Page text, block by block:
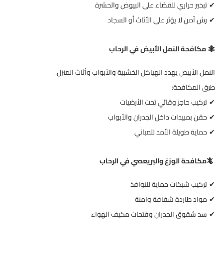
✔ تبخير حراري للقضاء على البيوض والحشرة
✔ رش آمن لا يؤثر على الأثاث أو السجاد
🐜 مكافحة النمل الأبيض في الرحاب
النمل الأبيض يهدد الهياكل الخشبية والأبواب وأثاث المنزل.
طرق المكافحة:
✔ تركيب حاجز وقائي تحت الأرضيات
✔ حقن بمبيدات داخل الجدران والأبواب
✔ حماية طويلة الأمد للمباني
🦎مكافحة الوزغ والبريعصي في الرحاب
✔ تركيب شبكات حماية للنوافذ
✔ مواد طاردة شفافة وآمنة
✔ سد شقوق الجدران وفتحات مكيف الهواء